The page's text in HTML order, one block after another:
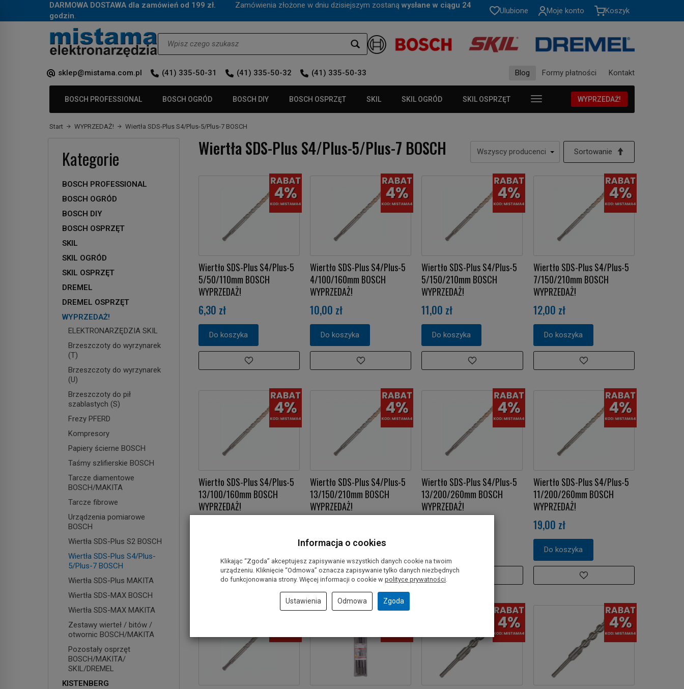
DARMOWA DOSTAWA dla zamówień od 199 zł. Zamówienia złożone w dniu dzisiejszym zostaną wysłane w ciągu 24
godzin.
Ulubione Moje konto Koszyk
sklep@mistama.com.pl (41) 335-50-31 (41) 335-50-32 (41) 335-50-33 Blog Formy płatności Kontakt
BOSCH PROFESSIONAL BOSCH OGRÓD BOSCH DIY BOSCH OSPRZĘT SKIL SKIL OGRÓD SKIL OSPRZĘT WYPRZEDAŻ!
Start WYPRZEDAŻ! Wiertła SDS-Plus S4/Plus-5/Plus-7 BOSCH
Wiertła SDS-Plus S4/Plus-5/Plus-7 BOSCH Sortowanie
Wiertło SDS-Plus S4/Plus-5
5/50/110mm BOSCH
WYPRZEDAŻ!
6,30 zł
Do koszyka
Wiertło SDS-Plus S4/Plus-5
4/100/160mm BOSCH
WYPRZEDAŻ!
10,00 zł
Do koszyka
Wiertło SDS-Plus S4/Plus-5
5/150/210mm BOSCH
WYPRZEDAŻ!
11,00 zł
Do koszyka
Wiertło SDS-Plus S4/Plus-5
7/150/210mm BOSCH
WYPRZEDAŻ!
12,00 zł
Do koszyka
Wiertło SDS-Plus S4/Plus-5
13/100/160mm BOSCH
WYPRZEDAŻ!
Wiertło SDS-Plus S4/Plus-5
13/150/210mm BOSCH
WYPRZEDAŻ!
Do koszyka
Wiertło SDS-Plus S4/Plus-5
13/200/260mm BOSCH
WYPRZEDAŻ!
Wiertło SDS-Plus S4/Plus-5
11/200/260mm BOSCH
WYPRZEDAŻ!
19,00 zł
Do koszyka
Kategorie
BOSCH PROFESSIONAL
BOSCH OGRÓD
BOSCH DIY
BOSCH OSPRZĘT
SKIL
SKIL OGRÓD
SKIL OSPRZĘT
DREMEL
DREMEL OSPRZĘT
WYPRZEDAŻ!
ELEKTRONARZĘDZIA SKIL
Brzeszczoty do wyrzynarek
(T)
Brzeszczoty do wyrzynarek
(U)
Brzeszczoty do pił
szablastych (S)
Frezy PFERD
Kompresory
Papiery ścierne BOSCH
Taśmy szlifierskie BOSCH
Tarcze diamentowe
BOSCH/MAKITA
Tarcze fibrowe
Urządzenia pomiarowe
BOSCH
Wiertła SDS-Plus S2 BOSCH
Wiertła SDS-Plus S4/Plus-
5/Plus-7 BOSCH
Wiertła SDS-Plus MAKITA
Wiertła SDS-MAX BOSCH
Wiertła SDS-MAX MAKITA
Zestawy wierteł / bitów /
otwornic BOSCH/MAKITA
Pozostały osprzęt
BOSCH/MAKITA/
SKIL/DREMEL
KISTENBERG
Informacja o cookies
Klikając “Zgoda” akceptujesz zapisywanie wszystkich danych cookie na twoim
urządzeniu. Kliknięcie “Odmowa” oznacza zapisywanie tylko danych niezbędnych
do funkcjonowania strony. Więcej informacji o cookie w polityce prywatności.
Ustawienia Odmowa Zgoda